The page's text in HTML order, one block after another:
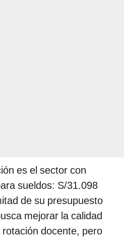
es el sector con
sueldos: S/31.098
de su presupuesto
mejorar la calidad
docente, pero